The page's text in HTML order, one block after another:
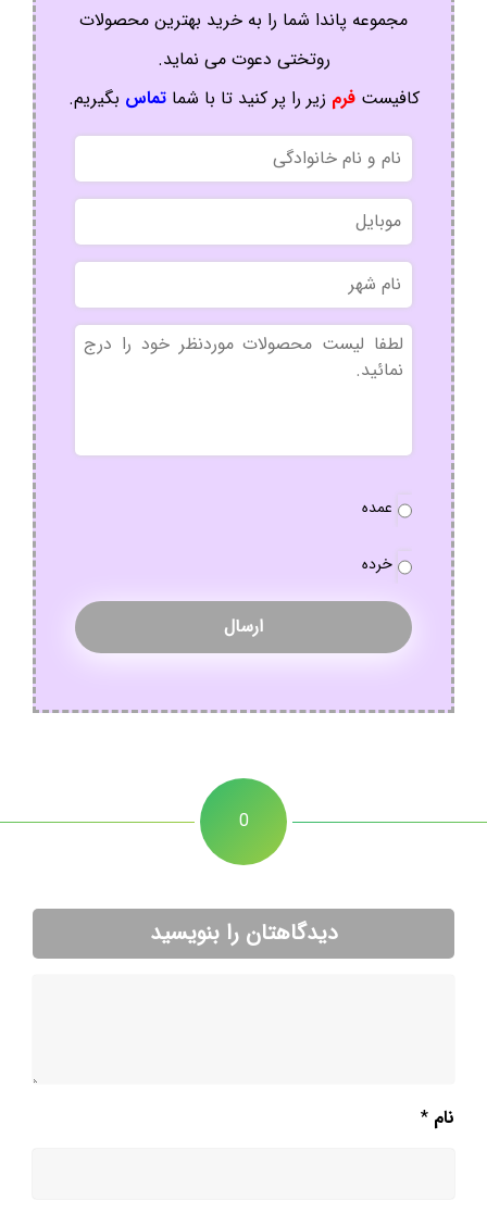
مجموعه پاندا شما را به خرید بهترین محصولات
روتختی دعوت می نماید.
کافیستفرم زیر را پر کنید تا با شماتماس بگیریم.
نام
و
نام
خانوادگی
موبایل
نام
شهر
بدون
عنوان
نوع
عمده
خرده
0
دیدگاهتان را بنویسید
نام *